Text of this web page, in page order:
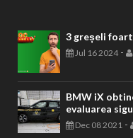
3 greșeli
Jul 16 2024-
BMW iX
evaluarea
Dec 08 2021 -